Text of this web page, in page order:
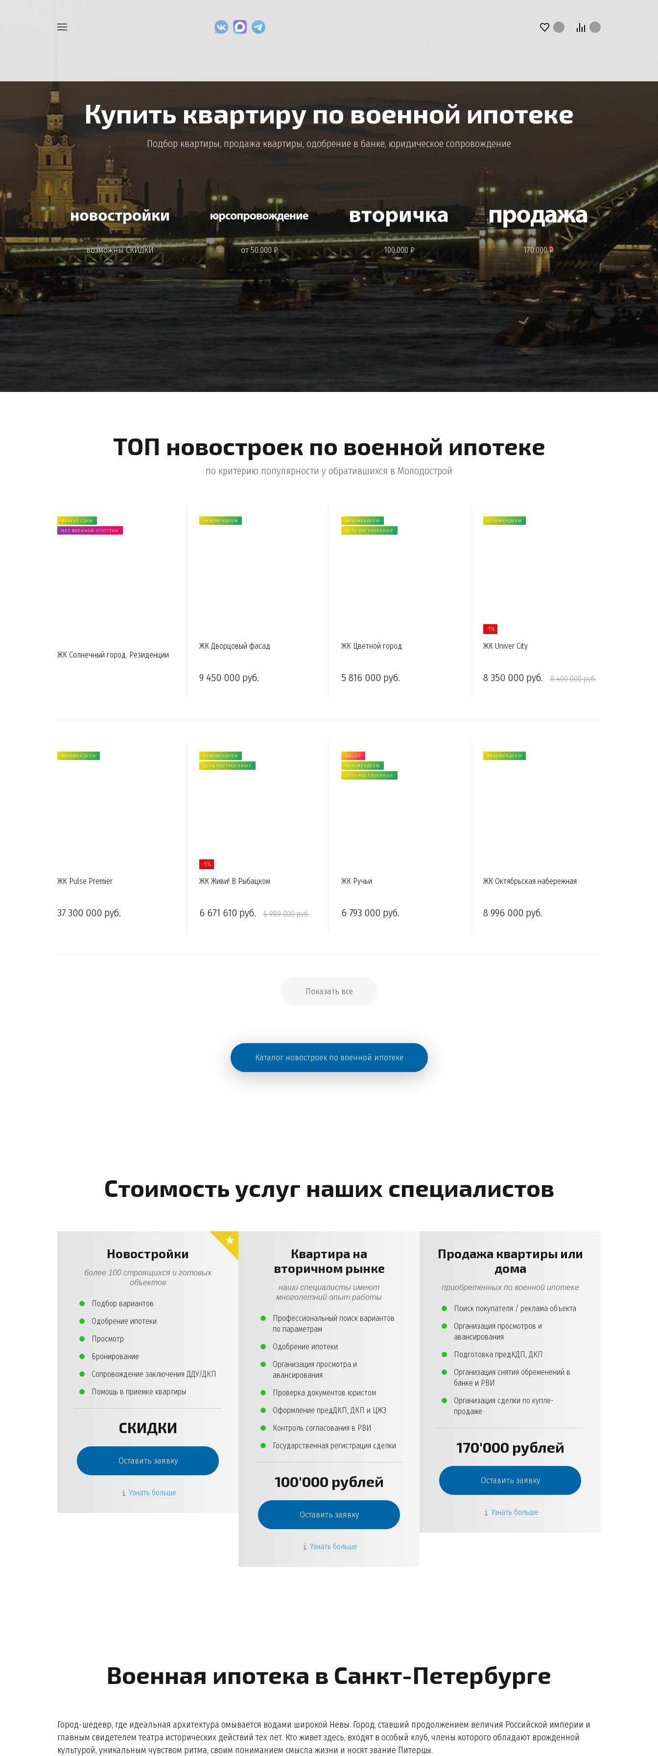
Купить квартиру по военной ипотеке
Подбор квартиры, продажа квартиры, одобрение в банке, юридическое сопровождение
возможны СКИДКИ от 50.000 ₽ 100.000 ₽ 170.000 ₽
ТОП новостроек по военной ипотеке
по критерию популярности у обратившихся в Молодострой
ОБЪЕКТ СДАН
НЕТ ВОЕННОЙ ИПОТЕКИ
ЖК Солнечный город. Резиденции
РЕКОМЕНДУЕМ
ЖК Дворцовый фасад
9 450 000 руб.
РЕКОМЕНДУЕМ
ЕСТЬ ПОСТРОЕННЫЕ
ЖК Цветной город
5 816 000 руб.
РЕКОМЕНДУЕМ
-1%
ЖК Univer City
8 350 000 руб. 8 400 000 руб.
РЕКОМЕНДУЕМ
ЖК Pulse Premier
37 300 000 руб.
РЕКОМЕНДУЕМ
ЕСТЬ ПОСТРОЕННЫЕ
-5%
ЖК Живи! В Рыбацком
6 671 610 руб. 6 989 000 руб.
АКЦИЯ
РЕКОМЕНДУЕМ
ЕСТЬ ПОСТРОЕННЫЕ
ЖК Ручьи
6 793 000 руб.
РЕКОМЕНДУЕМ
ЖК Октябрьская набережная
8 996 000 руб.
Показать все
Каталог новостроек по военной ипотеке
Стоимость услуг наших специалистов
Новостройки
более 100 строящихся и готовых
объектов
Подбор вариантов
Одобрение ипотеки
Просмотр
Бронирование
Сопровождение заключения ДДУ/ДКП
Помощь в приемке квартиры
СКИДКИ
Оставить заявку
Узнать больше
Квартира на
вторичном рынке
наши специалисты имеют
многолетний опыт работы
Профессиональный поиск вариантов
по параметрам
Одобрение ипотеки
Организация просмотра и
авансирования
Проверка документов юристом
Оформление предДКП, ДКП и ЦЖЗ
Контроль согласования в РВИ
Государственная регистрация сделки
100'000 рублей
Оставить заявку
Узнать больше
Продажа квартиры или
дома
приобретенных по военной ипотеке
Поиск покупателя / реклама объекта
Организация просмотров и
авансирования
Подготовка предКДП, ДКП
Организация снятия обременений в
банке и РВИ
Организация сделки по купле-
продаже
170'000 рублей
Оставить заявку
Узнать больше
Военная ипотека в Санкт-Петербурге
Город-шедевр, где идеальная архитектура омывается водами широкой Невы. Город, ставший продолжением величия Российской империи и
главным свидетелем театра исторических действий тех лет. Кто живет здесь, входят в особый клуб, члены которого обладают врожденной
культурой, уникальным чувством ритма, своим пониманием смысла жизни и носят звание Питерцы.